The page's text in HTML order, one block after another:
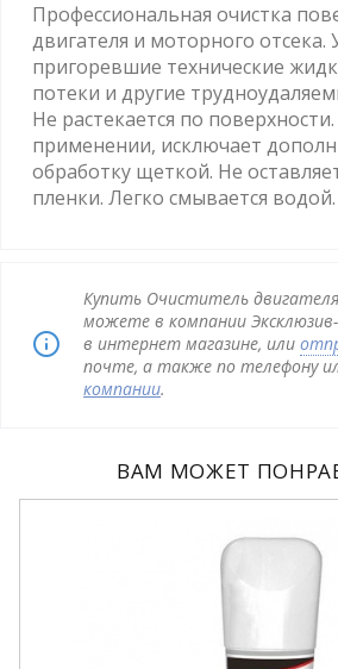
Профессиональная очистка
двигателя и моторного отсека.
пригоревшие технические
потеки и другие
Не растекается по
применении, исключает
обработку щеткой. Не
пленки. Легко смывается водой.
Купить Очиститель
можете в компании
в интернет магазине, или
почте, а также по телефону
компании.
ВАМ МОЖЕТ